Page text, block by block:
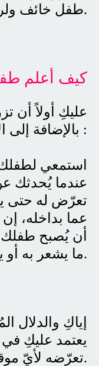
طفل خائف.
كيف أعلم
عليكِ أولاً أن
:
عندما يُحدثك
تعرّض له حتى
عما بداخله،
أن يُصبح
ما يشعر به.
يعتمد عليكِ
تعرّضه لأيّ.